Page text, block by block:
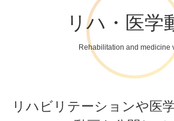
リハ・医学
Rehabilitation and medicine
リハビリテーションや医